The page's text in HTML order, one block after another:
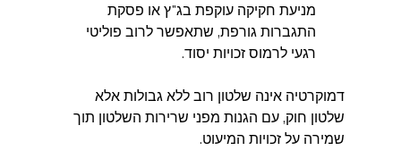
מניעת חקיקה עוקפת בג"ץ או פסקת
התגברות גורפת, שתאפשר לרוב פוליטי
רגעי לרמוס זכויות יסוד.
דמוקרטיה אינה שלטון רוב ללא גבולות אלא
שלטון חוק, עם הגנות מפני שרירות השלטון תוך
שמירה על זכויות המיעוט.